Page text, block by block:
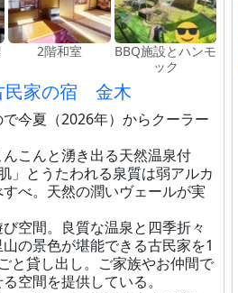
2階和室
BBQ施設とハンモ
ック
民家の宿 金木
今夏（2026年）からクーラー
こんと湧き出る天然温泉付
」とうたわれる泉質は弱アルカ
べ。天然の潤いヴェールが実
空間。良質な温泉と四季折々
の景色が堪能できる古民家を1
と貸し出し。ご家族やお仲間で
空間を提供している。